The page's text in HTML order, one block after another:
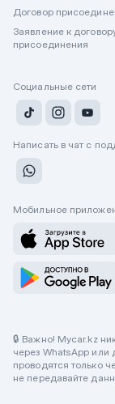
Договор
Заявление к
присоединения
Социальные сети
Написать в чат с
Мобильное
🔒 Важно! Mycar.kz
через WhatsApp
проводятся только
не передавайте